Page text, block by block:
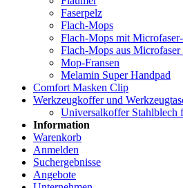
Faserpelz
Flach-Mops
Flach-Mops mit
Flach-Mops aus Microfaser
Mop-Fransen
Melamin Super Handpad
Comfort Masken Clip
Werkzeugkoffer und
Universalkoffer Stahlblech
Information
Warenkorb
Anmelden
Suchergebnisse
Angebote